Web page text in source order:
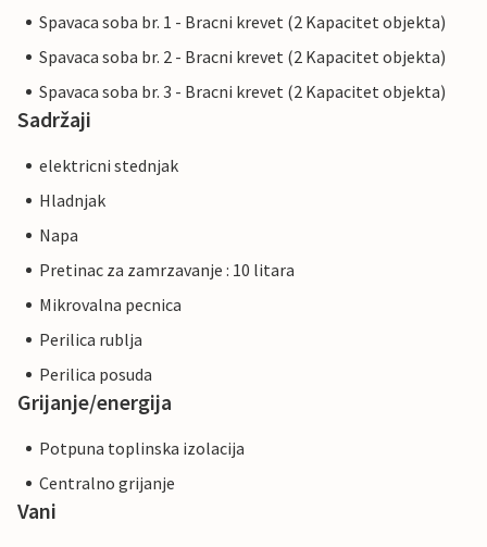
Spavaca soba br. 1 - Bracni krevet (2 Kapacitet objekta)
Spavaca soba br. 2 - Bracni krevet (2 Kapacitet objekta)
Spavaca soba br. 3 - Bracni krevet (2 Kapacitet objekta)
Sadržaji
elektricni stednjak
Hladnjak
Napa
Pretinac za zamrzavanje : 10 litara
Mikrovalna pecnica
Perilica rublja
Perilica posuda
Grijanje/energija
Potpuna toplinska izolacija
Centralno grijanje
Vani